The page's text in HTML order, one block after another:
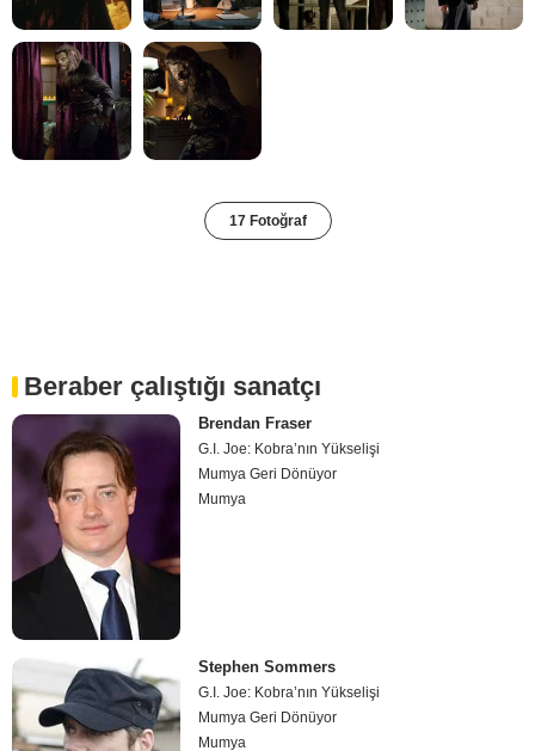
17 Fotoğraf
Beraber çalıştığı sanatçı
Brendan Fraser
G.I. Joe: Kobra’nın Yükselişi
Mumya Geri Dönüyor
Mumya
Stephen Sommers
G.I. Joe: Kobra’nın Yükselişi
Mumya Geri Dönüyor
Mumya